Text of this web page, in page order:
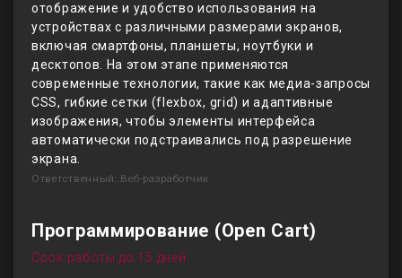
отображение и удобство использования на
устройствах с различными размерами экранов,
включая смартфоны, планшеты, ноутбуки и
десктопов. На этом этапе применяются
современные технологии, такие как медиа-запросы
CSS, гибкие сетки (flexbox, grid) и адаптивные
изображения, чтобы элементы интерфейса
автоматически подстраивались под разрешение
экрана.
Ответственный: Веб-разработчик
Программирование (Open Cart)
Срок работы до 15 дней